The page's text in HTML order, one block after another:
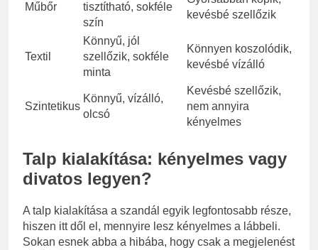
Műbőr
tisztítható, sokféle
szín
kevésbé szellőzik
Textil
Könnyű, jól
szellőzik, sokféle
minta
Könnyen koszolódik,
kevésbé vízálló
Szintetikus
Könnyű, vízálló,
olcsó
Kevésbé szellőzik,
nem annyira
kényelmes
Talp kialakítása: kényelmes vagy
divatos legyen?
A talp kialakítása a szandál egyik legfontosabb része,
hiszen itt dől el, mennyire lesz kényelmes a lábbeli.
Sokan esnek abba a hibába, hogy csak a megjelenést